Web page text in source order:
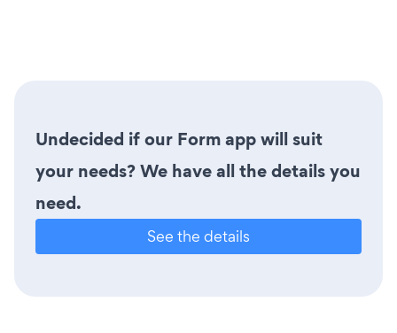
Undecided if our Form app will suit
your needs? We have all the details you
need.
See the details